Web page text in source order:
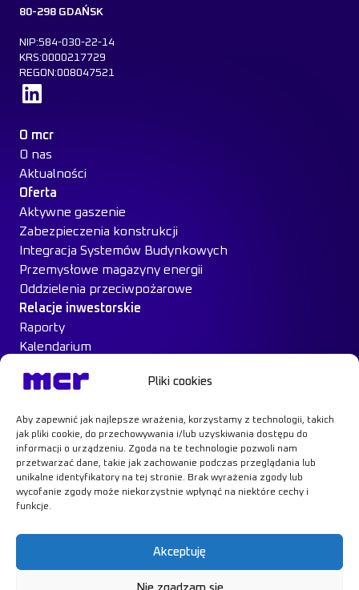
Pliki cookies
Aby zapewnić jak najlepsze wrażenia, korzystamy z technologii, takich
jak pliki cookie, do przechowywania i/lub uzyskiwania dostępu do
informacji o urządzeniu. Zgoda na te technologie pozwoli nam
przetwarzać dane, takie jak zachowanie podczas przeglądania lub
unikalne identyfikatory na tej stronie. Brak wyrażenia zgody lub
wycofanie zgody może niekorzystnie wpłynąć na niektóre cechy i
funkcje.
Akceptuję
Nie zgadzam się
80-298 GDAŃSK
NIP:584-030-22-14
KRS:0000217729
REGON:008047521
O mcr
O nas
Aktualności
Oferta
Aktywne gaszenie
Zabezpieczenia konstrukcji
Integracja Systemów Budynkowych
Przemysłowe magazyny energii
Oddzielenia przeciwpożarowe
Relacje inwestorskie
Raporty
Kalendarium
Materiały inwestorskie
Case Study
Kontakt
Dowiedz się więcej